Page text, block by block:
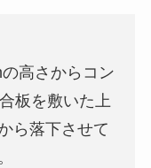
高さからコン
板を敷いた上
ら落下させて